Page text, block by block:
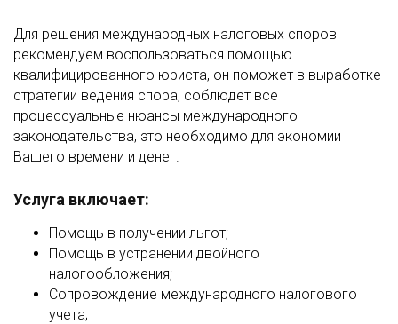
Для решения международных налоговых споров
рекомендуем воспользоваться помощью
квалифицированного юриста, он поможет в выработке
стратегии ведения спора, соблюдет все
процессуальные нюансы международного
законодательства, это необходимо для экономии
Вашего времени и денег.
Услуга включает:
Помощь в получении льгот;
Помощь в устранении двойного
налогообложения;
Сопровождение международного налогового
учета;